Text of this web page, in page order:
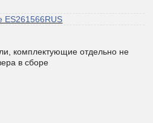
ES261566RUS
комплектующие отдельно не
в сборе